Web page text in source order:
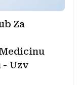
Za
- Uzv